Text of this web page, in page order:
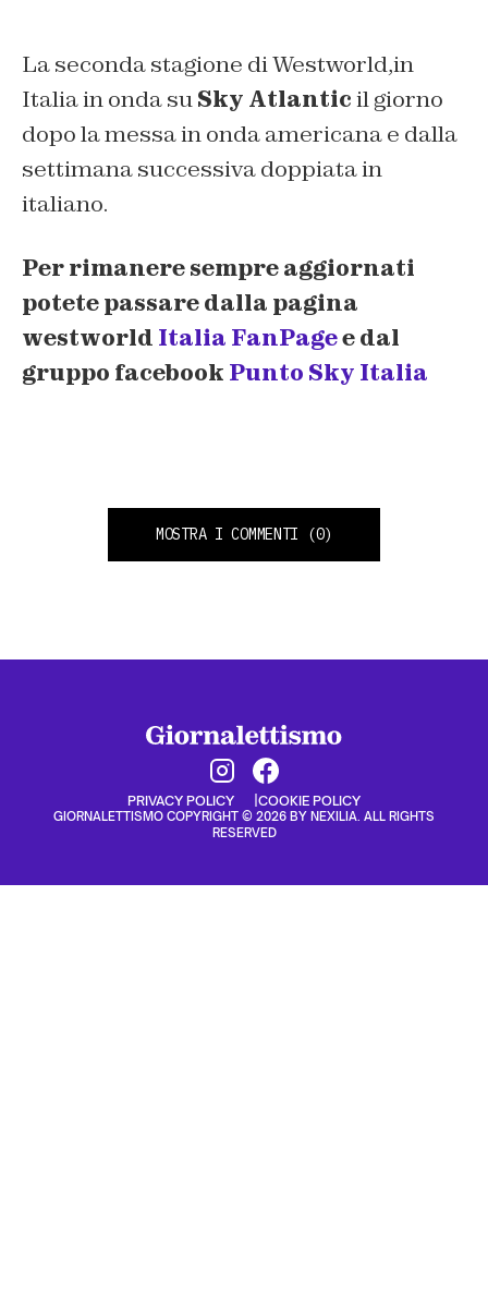
La seconda stagione di Westworld,in
Italia in onda suSky Atlanticil giorno
dopo la messa in onda americana e dalla
settimana successiva doppiata in
italiano.
Per rimanere sempre aggiornati
potete passare dalla pagina
westworld Italia FanPagee dal
gruppo facebook Punto Sky Italia
MOSTRA I COMMENTI (0)
PRIVACY POLICY COOKIE POLICY
GIORNALETTISMO COPYRIGHT © 2026 BY NEXILIA. ALL RIGHTS
RESERVED